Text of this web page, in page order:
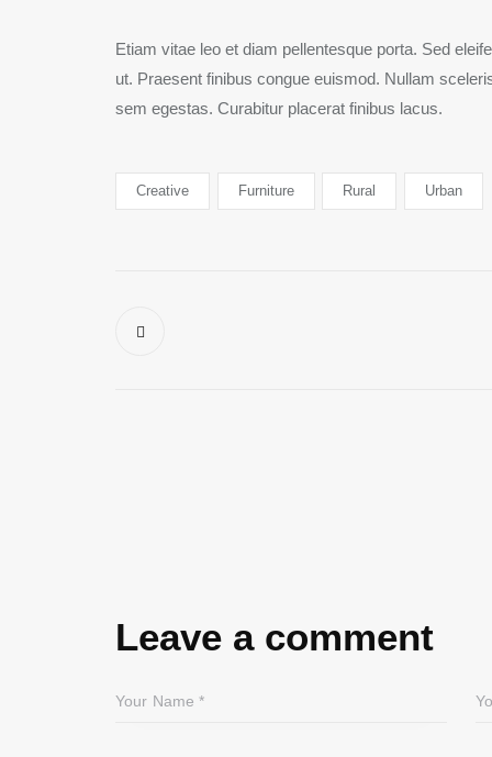
Etiam vitae leo et diam pellentesque porta. Sed
ut. Praesent finibus congue euismod. Nullam
sem egestas. Curabitur placerat finibus lacus.
Creative Furniture Rural Urban
Leave a comment